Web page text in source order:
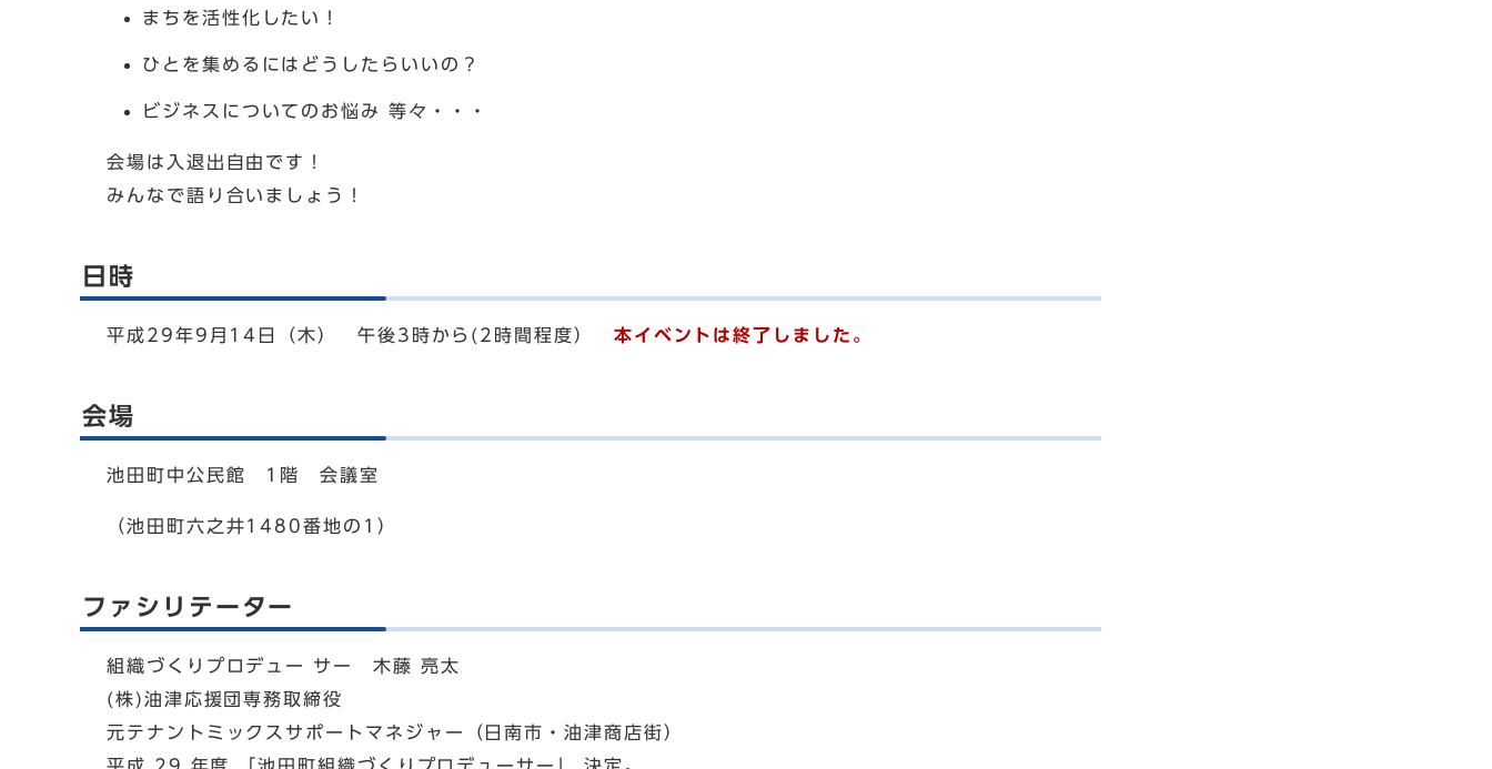
まちを活性化したい！
ひとを集めるにはどうしたらいいの？
ビジネスについてのお悩み 等々・・・
会場は入退出自由です！
みんなで語り合いましょう！
日時
平成29年9月14日（木） 午後3時から(2時間程度） 本イベントは終了しました。
会場
池田町中公民館 1階 会議室
（池田町六之井1480番地の1）
ファシリテーター
組織づくりプロデュー サー 木藤 亮太
(株)油津応援団専務取締役
元テナントミックスサポートマネジャー（日南市・油津商店街）